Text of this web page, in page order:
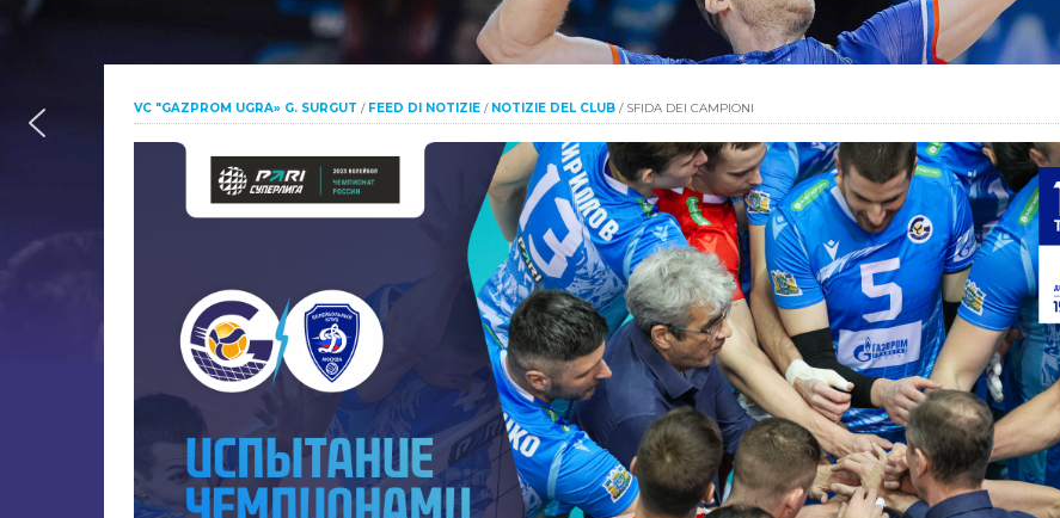
VC "GAZPROM UGRA» G. SURGUT / FEED DI NOTIZIE / NOTIZIE DEL CLUB / SFIDA DEI CAMPIONI